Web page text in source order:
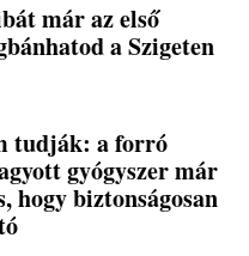
már az első
a Szigeten
tudják: a forró
gyógyszer már
hogy biztonságosan